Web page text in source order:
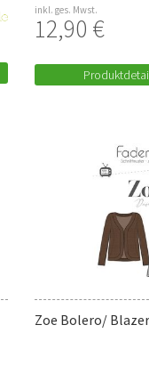
inkl. ges. Mwst.
12,90 €
Zoe Bolero/